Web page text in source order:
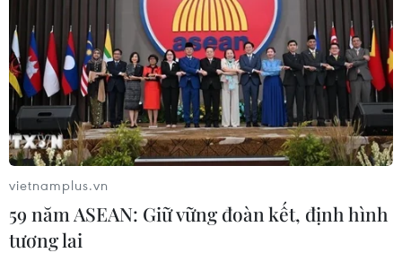
vietnamplus.vn
59 năm ASEAN: Giữ vững đoàn kết, định hình
tương lai